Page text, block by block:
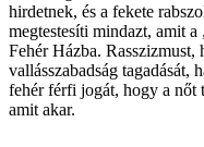
hirdetnek, és a fekete
megtestesíti mindazt, amit
Fehér Házba. Rasszizmust,
vallásszabadság tagadását,
fehér férfi jogát, hogy a nőt
amit akar.